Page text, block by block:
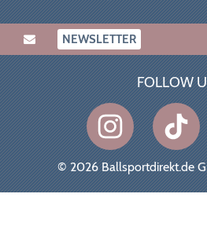
NEWSLETTER
FOLLOW
© 2026 Ballsportdirekt.de